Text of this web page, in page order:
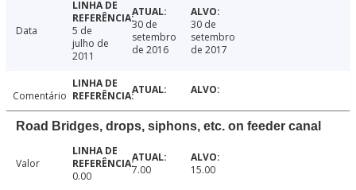
Data
5 de
julho de
2011
30 de
setembro
de 2016
30 de
setembro
de 2017
Comentário
Road Bridges, drops, siphons, etc. on feeder canal
Valor
0.00
7.00 15.00